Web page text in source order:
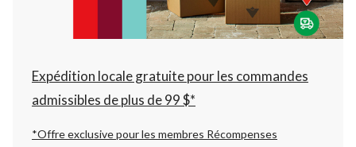
à
22:00
changer
Expédition locale gratuite pour les commandes
admissibles de plus de 99 $*
*Offre exclusive pour les membres Récompenses